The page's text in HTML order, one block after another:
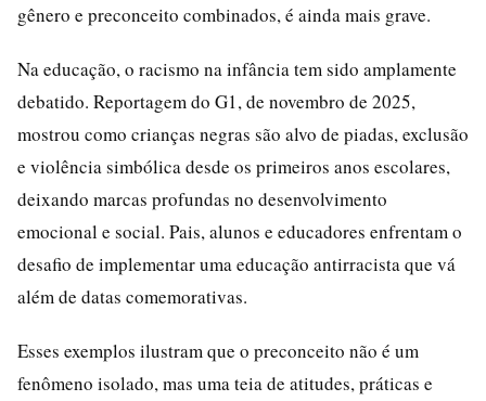
gênero e preconceito combinados, é ainda mais grave.
Na educação, o racismo na infância tem sido amplamente
debatido. Reportagem do G1, de novembro de 2025,
mostrou como crianças negras são alvo de piadas, exclusão
e violência simbólica desde os primeiros anos escolares,
deixando marcas profundas no desenvolvimento
emocional e social. Pais, alunos e educadores enfrentam o
desafio de implementar uma educação antirracista que vá
além de datas comemorativas.
Esses exemplos ilustram que o preconceito não é um
fenômeno isolado, mas uma teia de atitudes, práticas e